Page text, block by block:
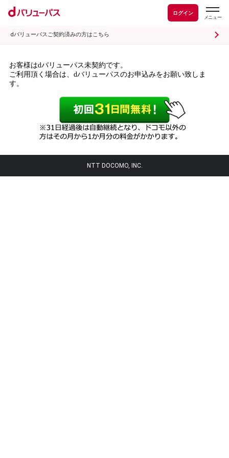
ログイン
dバリューパスご契約済みの方はこちら
お客様はdバリューパス未契約です。
ご利用頂く場合は、dバリューパスのお申込みをお願い致しま
す。
NTT DOCOMO, INC.